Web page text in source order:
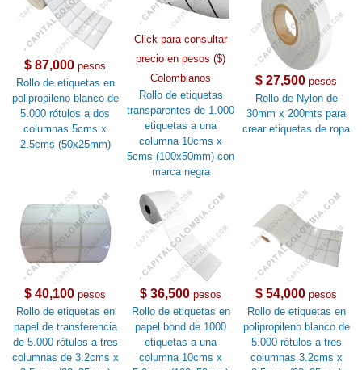
$ 87,000 pesos
Rollo de etiquetas en
polipropileno blanco de
5.000 rótulos a dos
columnas 5cms x
2.5cms (50x25mm)
Click para consultar
precio en pesos ($)
Colombianos
Rollo de etiquetas
transparentes de 1.000
etiquetas a una
columna 10cms x
5cms (100x50mm) con
marca negra
$ 27,500 pesos
Rollo de Nylon de
30mm x 200mts para
crear etiquetas de ropa
$ 40,100 pesos
Rollo de etiquetas en
papel de transferencia
de 5.000 rótulos a tres
columnas de 3.2cms x
$ 36,500 pesos
Rollo de etiquetas en
papel bond de 1000
etiquetas a una
columna 10cms x
$ 54,000 pesos
Rollo de etiquetas en
polipropileno blanco de
5.000 rótulos a tres
columnas 3.2cms x